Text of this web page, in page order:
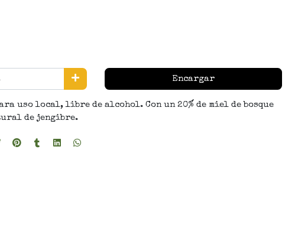
Encargar
uso local, libre de alcohol. Con un 20% de miel de bosque
de jengibre.